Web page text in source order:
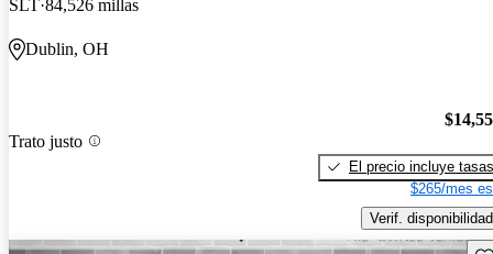
SLT 84,526 millas
Dublin, OH
Trato justo
El precio incluye tasas
$265/mes
Verif. disponibilidad